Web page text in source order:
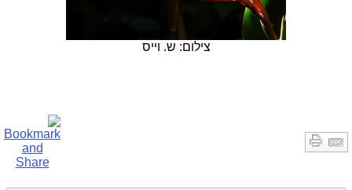
צילום: ש. וייס